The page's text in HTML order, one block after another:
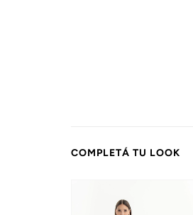
COMPLETÁ TU LOOK